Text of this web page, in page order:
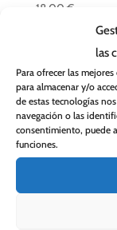
las
Para ofrecer las
para almacenar y/o
de estas tecnologías
navegación o las
consentimiento, puede
funciones.
18,00 €
Filtrar